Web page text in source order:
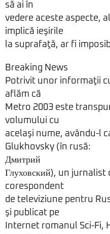
să ai în
vedere aceste aspecte,
implică ieşirile
la suprafaţă, ar fi
Breaking News
Potrivit unor informaţii
aflăm că
Metro 2003 este
volumului cu
acelaşi nume, avându-l
Glukhovsky (în rusă:
Дмитрий
Глуховский), un
corespondent
de televiziune pentru
şi publicat pe
Internet romanul Sci-Fi,